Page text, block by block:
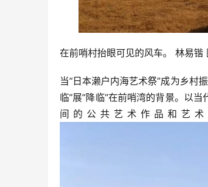
在前哨村抬眼可见的风车。 林易锴
当“日本濑户内海艺术祭”成为乡村
临”展“降临”在前哨湾的背景。以
间的公共艺术作品和艺